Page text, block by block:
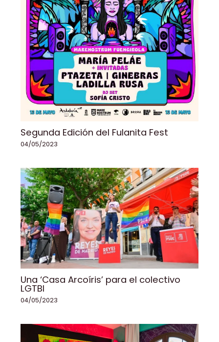
Segunda Edición del Fulanita Fest
04/05/2023
Una ‘Casa Arcoíris’ para el colectivo
LGTBI
04/05/2023